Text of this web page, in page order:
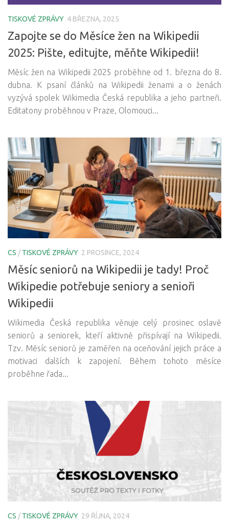
TISKOVÉ ZPRÁVY 4 BŘEZNA, 2025
Zapojte se do Měsíce žen na Wikipedii
2025: Pište, editujte, měňte Wikipedii!
Měsíc žen na Wikipedii 2025 proběhne od 1. března do 8.
dubna. K psaní článků na Wikipedii ženami a o ženách
vyzývá spolek Wikimedia Česká republika a jeho partneři.
Editatony proběhnou v Praze, Olomouci...
CS /TISKOVÉ ZPRÁVY 2 PROSINCE, 2024
Měsíc seniorů na Wikipedii je tady! Proč
Wikipedie potřebuje seniory a senioři
Wikipedii
Wikimedia Česká republika věnuje celý prosinec oslavě
seniorů a seniorek, kteří aktivně přispívají na Wikipedii.
Tzv. Měsíc seniorů je zaměřen na oceňování jejich práce a
motivaci dalších k zapojení. Během tohoto měsíce
proběhne řada...
CS /TISKOVÉ ZPRÁVY 29 ŘÍJNA, 2024